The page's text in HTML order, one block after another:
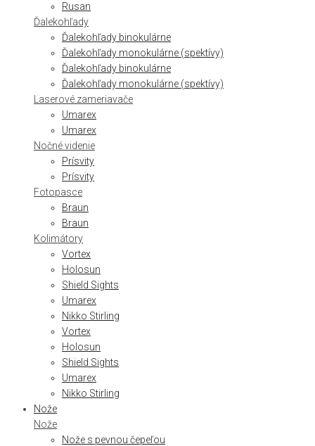
Rusan
Ďalekohľady
Ďalekohľady binokulárne
Ďalekohľady monokulárne (spektívy)
Ďalekohľady binokulárne
Ďalekohľady monokulárne (spektívy)
Laserové zameriavače
Umarex
Umarex
Nočné videnie
Prísvity
Prísvity
Fotopasce
Braun
Braun
Kolimátory
Vortex
Holosun
Shield Sights
Umarex
Nikko Stirling
Vortex
Holosun
Shield Sights
Umarex
Nikko Stirling
Nože
Nože
Nože s pevnou čepeľou